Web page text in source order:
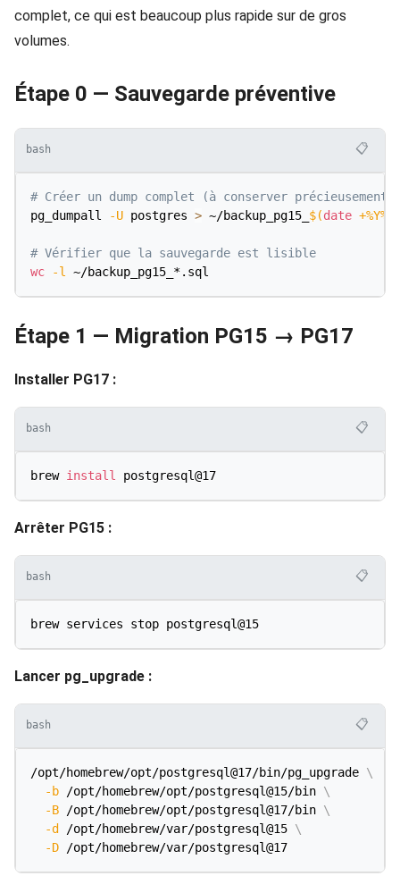
complet, ce qui est beaucoup plus rapide sur de gros
volumes.
Étape 0 — Sauvegarde préventive
bash 📋
# Créer un dump complet (à conserver précieusement)
pg_dumpall
-U postgres > ~/backup_pg15_ $(date
# Vérifier que la sauvegarde est lisible
wc
-l
Étape 1 — Migration PG15 → PG17
Installer PG17 :
bash 📋
brew install
Arrêter PG15 :
bash 📋
Lancer pg_upgrade :
bash 📋
/opt/homebrew/opt/postgresql@17/bin/pg_upgrade \
-b /opt/homebrew/opt/postgresql@15/bin \
-B /opt/homebrew/opt/postgresql@17/bin \
-d
/opt/homebrew/var/postgresql@15 \
-D